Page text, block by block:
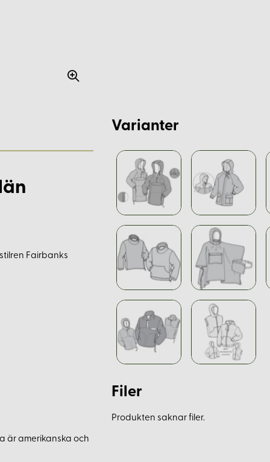
Fairbanks
är amerikanska och
Varianter
Filer
Produkten saknar filer.